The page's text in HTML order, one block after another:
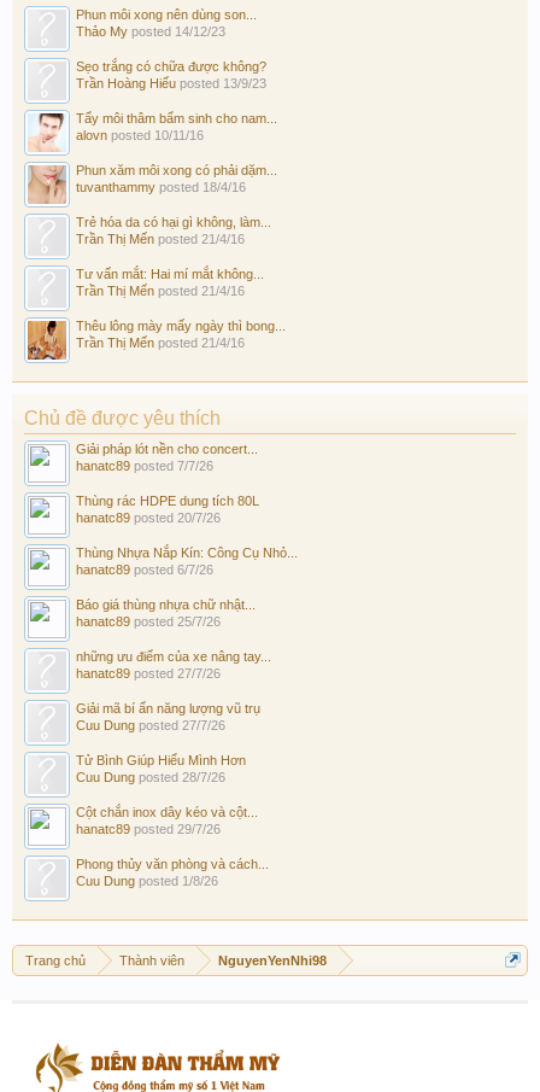
Phun môi xong nên dùng son...
Thảo My posted 14/12/23
Sẹo trắng có chữa được không?
Trần Hoàng Hiếu posted 13/9/23
Tẩy môi thâm bẩm sinh cho nam...
alovn posted 10/11/16
Phun xăm môi xong có phải dặm...
tuvanthammy posted 18/4/16
Trẻ hóa da có hại gì không, làm...
Trần Thị Mến posted 21/4/16
Tư vấn mắt: Hai mí mắt không...
Trần Thị Mến posted 21/4/16
Thêu lông mày mấy ngày thì bong...
Trần Thị Mến posted 21/4/16
Chủ đề được yêu thích
Giải pháp lót nền cho concert...
hanatc89 posted 7/7/26
Thùng rác HDPE dung tích 80L
hanatc89 posted 20/7/26
Thùng Nhựa Nắp Kín: Công Cụ Nhỏ...
hanatc89 posted 6/7/26
Báo giá thùng nhựa chữ nhật...
hanatc89 posted 25/7/26
những ưu điểm của xe nâng tay...
hanatc89 posted 27/7/26
Giải mã bí ẩn năng lượng vũ trụ
Cuu Dung posted 27/7/26
Tử Bình Giúp Hiểu Mình Hơn
Cuu Dung posted 28/7/26
Cột chắn inox dây kéo và cột...
hanatc89 posted 29/7/26
Phong thủy văn phòng và cách...
Cuu Dung posted 1/8/26
Trang chủ Thành viên NguyenYenNhi98